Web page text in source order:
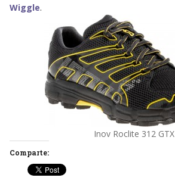
Wiggle.
Inov Roclite 312 GTX
Comparte: